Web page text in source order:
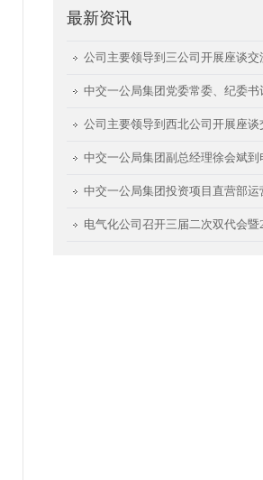
最新资讯
公司主要领导到三公司开展座谈交
中交一公局集团党委常委、纪委书
化公司调研指导
公司主要领导到西北公司开展座谈
查西安航天城项目
中交一公局集团副总经理徐会斌到
研指导工作
中交一公局集团投资项目直营部运
化公司开展座谈交流
电气化公司召开三届二次双代会暨